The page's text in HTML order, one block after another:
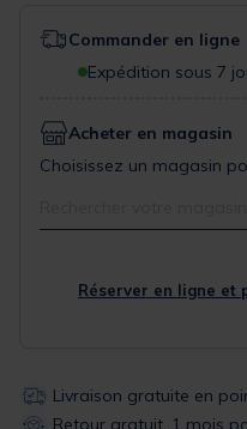
Commander en ligne
Expédition sous 7
Acheter en magasin
Choisissez un magasin
Réserver en ligne et
Livraison gratuite en
Retour gratuit, 1 mois